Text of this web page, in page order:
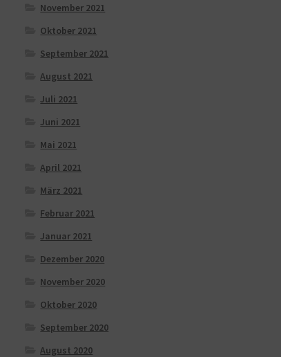
November 2021
Oktober 2021
September 2021
August 2021
Juli 2021
Juni 2021
Mai 2021
April 2021
März 2021
Februar 2021
Januar 2021
Dezember 2020
November 2020
Oktober 2020
September 2020
August 2020